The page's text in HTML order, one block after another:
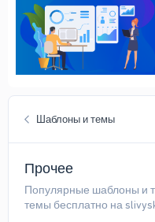
Шаблоны и темы
Прочее
Популярные шаблоны и
темы бесплатно на